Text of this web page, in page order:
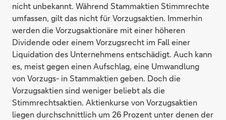
nicht unbekannt. Während Stammaktien Stimmrechte
umfassen, gilt das nicht für Vorzugsaktien. Immerhin
werden die Vorzugsaktionäre mit einer höheren
Dividende oder einem Vorzugsrecht im Fall einer
Liquidation des Unternehmens entschädigt. Auch kann
es, meist gegen einen Aufschlag, eine Umwandlung
von Vorzugs- in Stammaktien geben. Doch die
Vorzugsaktien sind weniger beliebt als die
Stimmrechtsaktien. Aktienkurse von Vorzugsaktien
liegen durchschnittlich um 26 Prozent unter denen der